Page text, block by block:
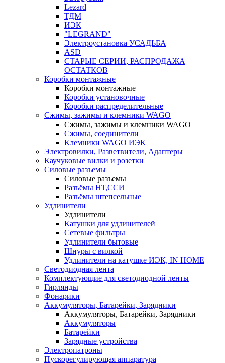
Lezard
ТДМ
ИЭК
"LEGRAND"
Электроустановка УСАДЬБА
ASD
СТАРЫЕ СЕРИИ, РАСПРОДАЖА
ОСТАТКОВ
Коробки монтажные
Коробки монтажные
Коробки установочные
Коробки распределительные
Сжимы, зажимы и клемники WAGO
Сжимы, зажимы и клемники WAGO
Сжимы, соединители
Клемники WAGO ИЭК
Электровилки, Разветвители, Адаптеры
Каучуковые вилки и розетки
Силовые разъемы
Силовые разъемы
Разъёмы НТ,ССИ
Разъёмы штепсельные
Удлинители
Удлинители
Катушки для удлинителей
Сетевые фильтры
Удлинители бытовые
Шнуры с вилкой
Удлинители на катушке ИЭК, IN HOME
Светодиодная лента
Комплектующие для светодиодной ленты
Гирлянды
Фонарики
Аккумуляторы, Батарейки, Зарядники
Аккумуляторы, Батарейки, Зарядники
Аккумуляторы
Батарейки
Зарядные устройства
Электропатроны
Пускорегулирующая аппаратура